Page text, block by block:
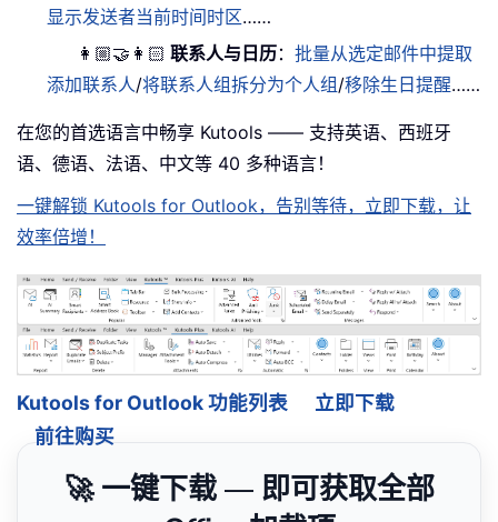
显示发送者当前时间时区……
👩🏼‍🤝‍👩🏻 联系人与日历：批量从选定邮件中提取
添加联系人/将联系人组拆分为个人组 /移除生日提醒……
在您的首选语言中畅享 Kutools —— 支持英语、西班牙
语、德语、法语、中文等 40 多种语言！
一键解锁 Kutools for Outlook，告别等待，立即下载，让
效率倍增！
Kutools for Outlook 功能列表
立即下载
前往购买
🚀 一键下载 — 即可获取全部